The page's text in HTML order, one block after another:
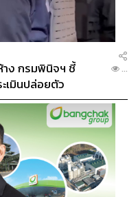
าง กรมพินิจฯ ชี้
เมินปล่อยตัว
...